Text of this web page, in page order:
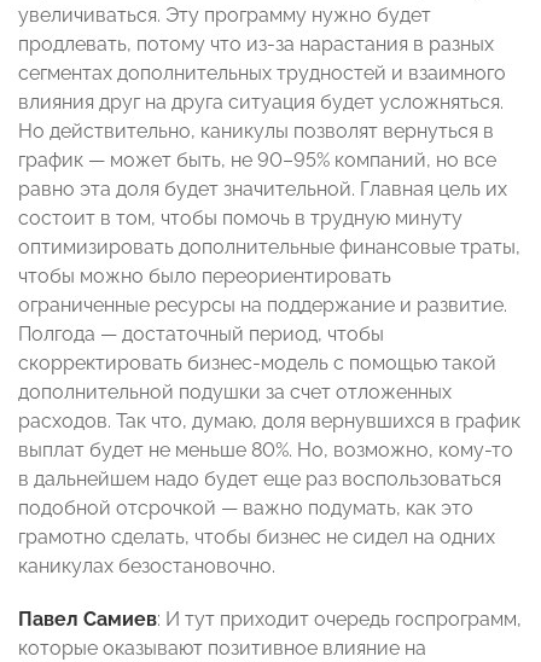
увеличиваться. Эту программу нужно будет
продлевать, потому что из-за нарастания в разных
сегментах дополнительных трудностей и взаимного
влияния друг на друга ситуация будет усложняться.
Но действительно, каникулы позволят вернуться в
график — может быть, не 90–95% компаний, но все
равно эта доля будет значительной. Главная цель их
состоит в том, чтобы помочь в трудную минуту
оптимизировать дополнительные финансовые траты,
чтобы можно было переориентировать
ограниченные ресурсы на поддержание и развитие.
Полгода — достаточный период, чтобы
скорректировать бизнес-модель с помощью такой
дополнительной подушки за счет отложенных
расходов. Так что, думаю, доля вернувшихся в график
выплат будет не меньше 80%. Но, возможно, кому-то
в дальнейшем надо будет еще раз воспользоваться
подобной отсрочкой — важно подумать, как это
грамотно сделать, чтобы бизнес не сидел на одних
каникулах безостановочно.
Павел Самиев: И тут приходит очередь госпрограмм,
которые оказывают позитивное влияние на